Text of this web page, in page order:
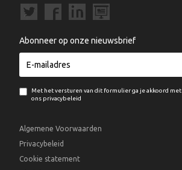
Abonneer op onze nieuwsbrief
Met het versturen van dit formulier ga je akkoord met
ons privacybeleid
Algemene Voorwaarden
Privacybeleid
Cookie statement